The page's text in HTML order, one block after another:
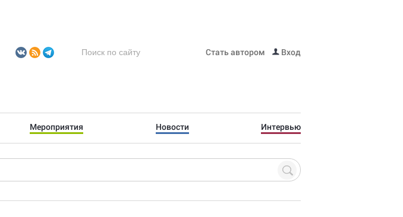
Стать автором Вход
Мероприятия Новости Интервью